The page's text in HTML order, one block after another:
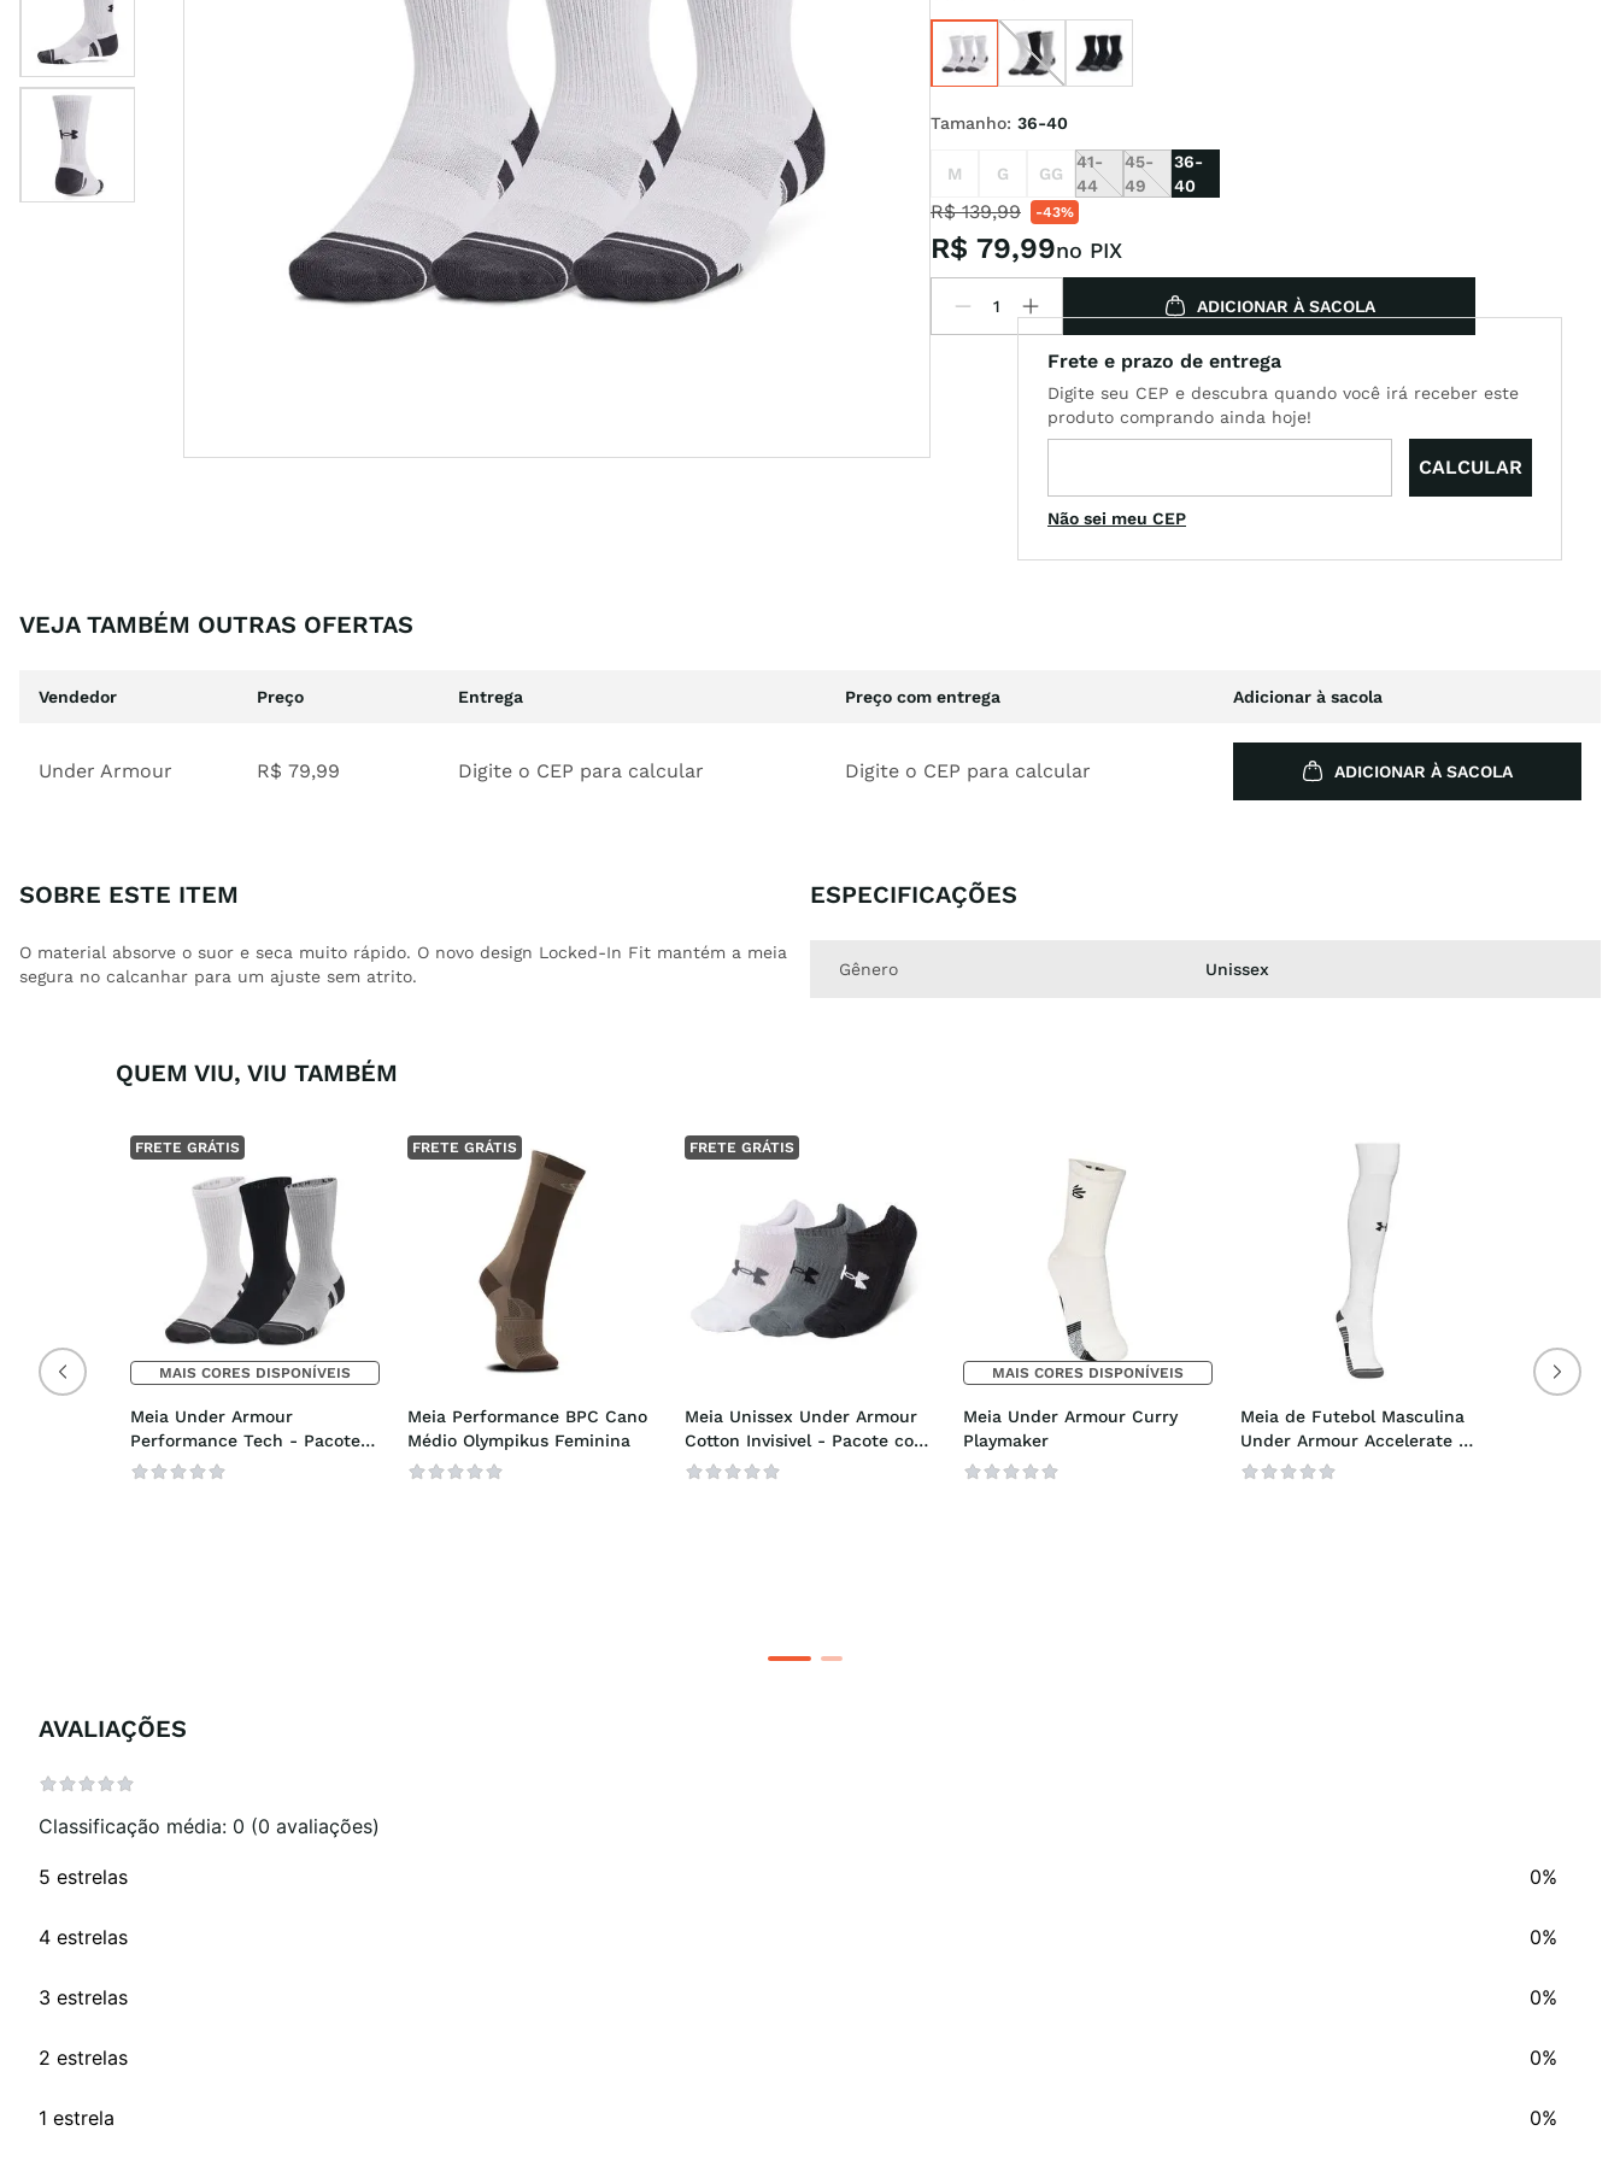
Tamanho: 36-40
M G GG
41-
44
45-
49
36-
40
R$ 139,99 -43%
R$ 79,99no PIX
ADICIONAR À SACOLA
Não sei meu CEP
VEJA TAMBÉM OUTRAS OFERTAS
Vendedor Preço Entrega Preço com entrega Adicionar à sacola
Under Armour R$ 79,99 Digite o CEP para calcular Digite o CEP para calcular ADICIONAR À SACOLA
SOBRE ESTE ITEM
O material absorve o suor e seca muito rápido. O novo design Locked-In Fit mantém a meia
segura no calcanhar para um ajuste sem atrito.
ESPECIFICAÇÕES
Gênero Unissex
QUEM VIU, VIU TAMBÉM
FRETE GRÁTIS
MAIS CORES DISPONÍVEIS
Meia Under Armour
Performance Tech - Pacote
com 3 Pares
FRETE GRÁTIS
Meia Performance BPC Cano
Médio Olympikus Feminina
FRETE GRÁTIS
Meia Unissex Under Armour
Cotton Invisivel - Pacote com
3 pares
MAIS CORES DISPONÍVEIS
Meia Under Armour Curry
Playmaker
Meia de Futebol Masculina
Under Armour Accelerate
OTC
AVALIAÇÕES
Classificação média: 0 (0 avaliações)
5 estrelas 0%
4 estrelas 0%
3 estrelas 0%
2 estrelas 0%
1 estrela 0%
8
9 º futebol
10 times